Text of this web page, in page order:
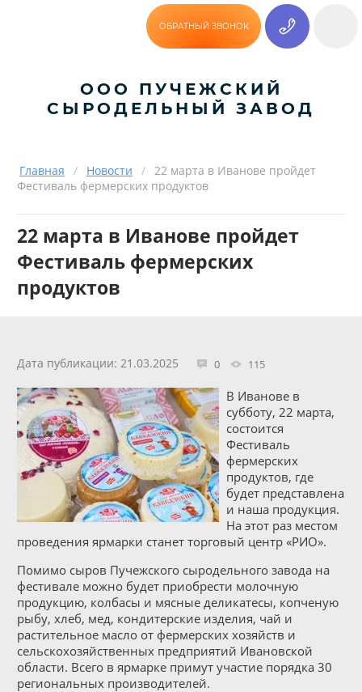
ОБРАТНЫЙ ЗВОНОК
ООО ПУЧЕЖСКИЙ
СЫРОДЕЛЬНЫЙ ЗАВОД
Главная / Новости / 22 марта в Иванове пройдет
Фестиваль фермерских продуктов
22 марта в Иванове пройдет
Фестиваль фермерских
продуктов
Дата публикации: 21.03.2025 0 115
В Иванове в
субботу, 22 марта,
состоится
Фестиваль
фермерских
продуктов, где
будет представлена
и наша продукция.
На этот раз местом
проведения ярмарки станет торговый центр «РИО».
Помимо сыров Пучежского сыродельного завода на
фестивале можно будет приобрести молочную
продукцию, колбасы и мясные деликатесы, копченую
рыбу, хлеб, мед, кондитерские изделия, чай и
растительное масло от фермерских хозяйств и
сельскохозяйственных предприятий Ивановской
области. Всего в ярмарке примут участие порядка 30
региональных производителей.